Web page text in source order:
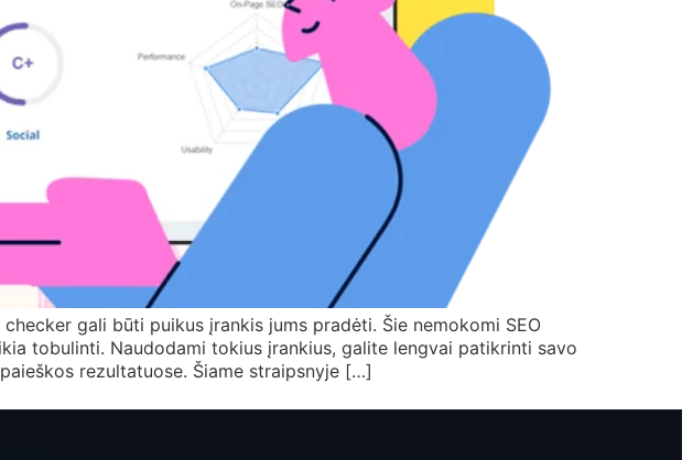
gali būti puikus įrankis jums pradėti. Šie nemokomi SEO
tobulinti. Naudodami tokius įrankius, galite lengvai patikrinti savo
rezultatuose. Šiame straipsnyje […]